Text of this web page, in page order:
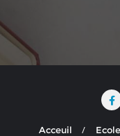
Acceuil Ecole